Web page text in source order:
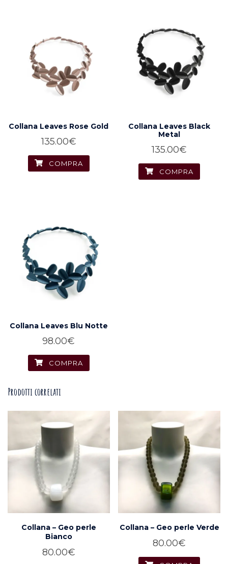
Collana Leaves Rose Gold
135.00€
COMPRA
Collana Leaves Black
Metal
135.00€
COMPRA
Collana Leaves Blu Notte
98.00€
COMPRA
Prodotti correlati
Collana – Geo perle
Bianco
80.00€
Collana – Geo perle Verde
80.00€